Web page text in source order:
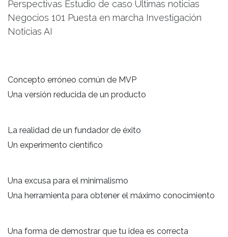
Perspectivas Estudio de caso Últimas noticias
Negocios 101 Puesta en marcha Investigación
Noticias AI
Concepto erróneo común de MVP
Una versión reducida de un producto
La realidad de un fundador de éxito
Un experimento científico
Una excusa para el minimalismo
Una herramienta para obtener el máximo conocimiento
Una forma de demostrar que tu idea es correcta